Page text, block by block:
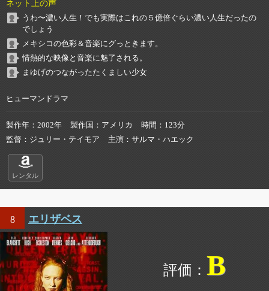
ネット上の声
うわ〜濃い人生！でも実際はこれの５億倍ぐらい濃い人生だったの
でしょう
メキシコの色彩＆音楽にグっときます。
情熱的な映像と音楽に魅了される。
まゆげのつながったたくましい少女
ヒューマンドラマ
製作年 2002年 製作国 アメリカ 時間
123分
監督
ジュリー・テイモア 主演 サルマ・ハエック
レンタル
8 エリザベス
B